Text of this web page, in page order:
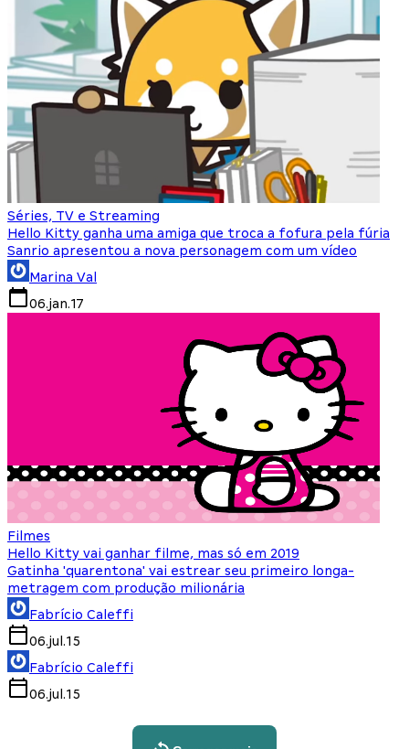
Séries, TV e Streaming
Hello Kitty ganha uma amiga que troca a fofura pela fúria
Sanrio apresentou a nova personagem com um vídeo
Marina Val
06.jan.17
Filmes
Hello Kitty vai ganhar filme, mas só em 2019
Gatinha 'quarentona' vai estrear seu primeiro longa-
metragem com produção milionária
Fabrício Caleffi
06.jul.15
Fabrício Caleffi
06.jul.15